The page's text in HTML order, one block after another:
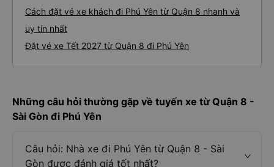
Cách đặt vé xe khách đi Phú Yên từ Quận 8 nhanh và
uy tín nhất
Đặt vé xe Tết 2027 từ Quận 8 đi Phú Yên
Những câu hỏi thường gặp về tuyến xe từ Quận 8 -
Sài Gòn đi Phú Yên
Câu hỏi: Nhà xe đi Phú Yên từ Quận 8 - Sài
Gòn được đánh giá tốt nhất?